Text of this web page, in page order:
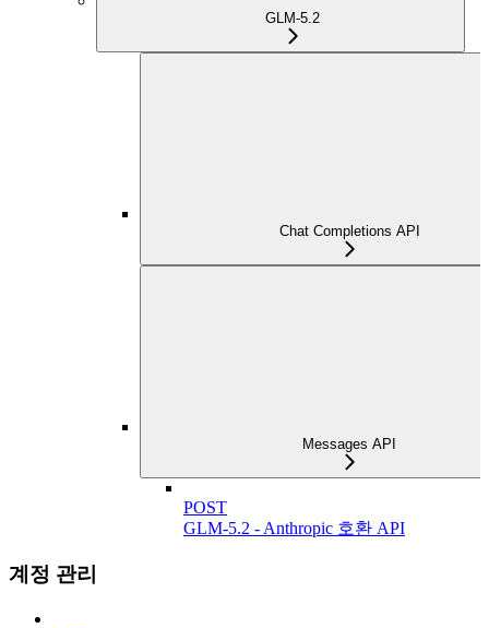
GLM-5.2
Chat Completions API
Messages API
POST
GLM-5.2 - Anthropic 호환 API
계정 관리